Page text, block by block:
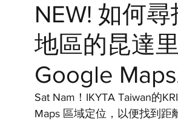
NEW! 如何
地區的昆達
Google
Sat Nam！IKYTA Taiwan的
Maps 區域定位，以便找到